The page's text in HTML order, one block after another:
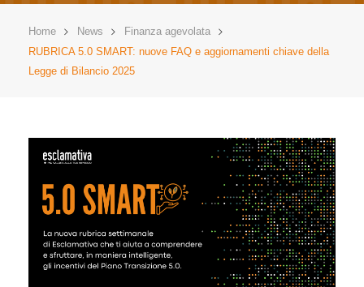
Home News
Finanza agevolata
RUBRICA 5.0 SMART: nuove FAQ e aggiornamenti chiave della
Legge di Bilancio 2025